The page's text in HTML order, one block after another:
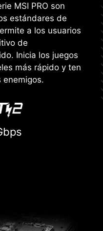
MSI PRO son
estándares de
a los usuarios
de
Inicia los juegos
más rápido y ten
enemigos.
60 días de
Extreme - edición
es una aplicación
del sistema,
Con la aplicación,
detallada de
y guardarlo en un